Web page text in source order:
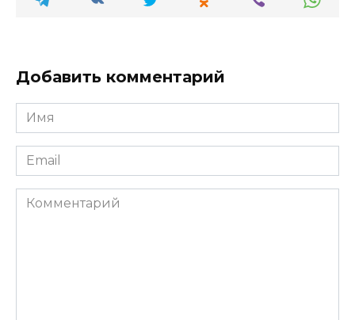
Добавить комментарий
Имя
*
Email
*
Комментарий